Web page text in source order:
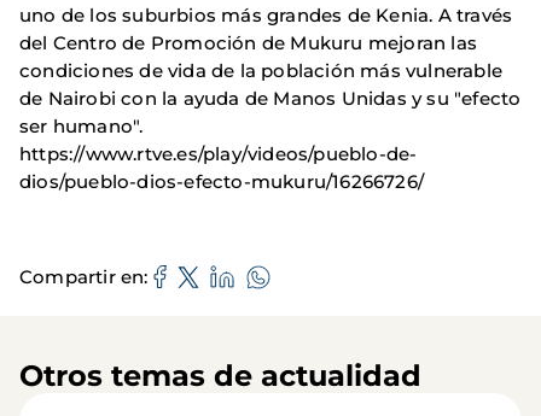
uno de los suburbios más grandes de Kenia. A través
del Centro de Promoción de Mukuru mejoran las
condiciones de vida de la población más vulnerable
de Nairobi con la ayuda de Manos Unidas y su "efecto
ser humano".
https://www.rtve.es/play/videos/pueblo-de-
dios/pueblo-dios-efecto-mukuru/16266726/
Compartir en
Otros temas de actualidad